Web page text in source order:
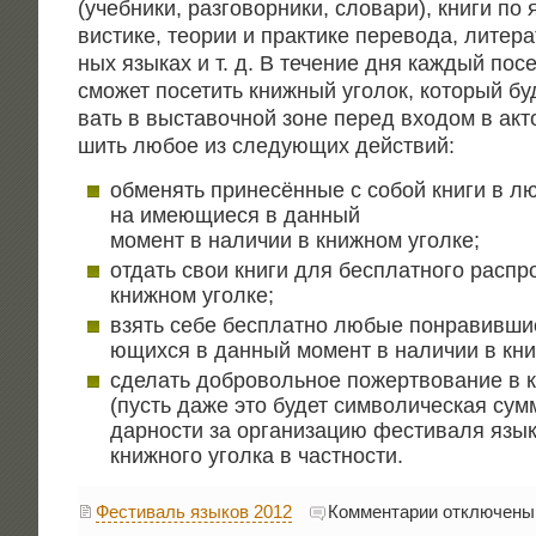
(учеб­ни­ки, раз­го­вор­ни­ки, сло­ва­ри), кни­ги
ви­сти­ке, тео­рии и прак­ти­ке пере­во­да,
ных язы­ках и т. д. В тече­ние дня каж­дый
смо­жет посе­тить книж­ный уго­лок, кото­рый
вать в выста­воч­ной зоне перед вхо­дом в
шить любое из сле­ду­ю­щих действий:
обме­нять при­не­сён­ные с собой кни­ги в
на име­ю­щи­е­ся в данный
момент в нали­чии в книж­ном уголке;
отдать свои кни­ги для бес­плат­но­го
книж­ном уголке;
взять себе бес­плат­но любые
ю­щих­ся в дан­ный момент в нали­чии в
сде­лать доб­ро­воль­ное пожерт­во­ва­ние в
(пусть даже это будет сим­во­ли­че­ская
дар­но­сти за орга­ни­за­цию фести­ва­ля
книж­но­го угол­ка в частности.
Фестиваль языков 2012 Комментариик
записи
отключены